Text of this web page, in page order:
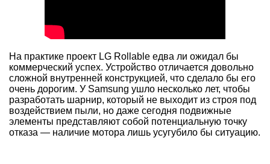
На практике проект LG Rollable едва ли ожидал бы
коммерческий успех. Устройство отличается довольно
сложной внутренней конструкцией, что сделало бы его
очень дорогим. У Samsung ушло несколько лет, чтобы
разработать шарнир, который не выходит из строя под
воздействием пыли, но даже сегодня подвижные
элементы представляют собой потенциальную точку
отказа — наличие мотора лишь усугубило бы ситуацию.